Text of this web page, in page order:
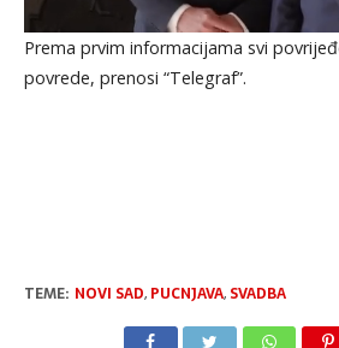
Prema prvim informacijama svi
povrede, prenosi “Telegraf”.
TEME: NOVI SAD, PUCNJAVA, SVADBA